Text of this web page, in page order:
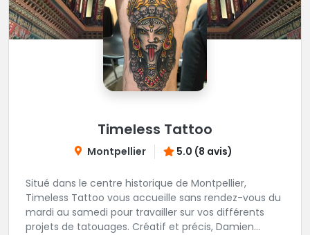
Timeless Tattoo
Montpellier 5.0 (8 avis)
Situé dans le centre historique de Montpellier,
Timeless Tattoo vous accueille sans rendez-vous du
mardi au samedi pour travailler sur vos différents
projets de tatouages. Créatif et précis, Damien